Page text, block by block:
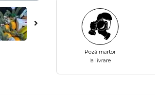
Poză martor
la livrare